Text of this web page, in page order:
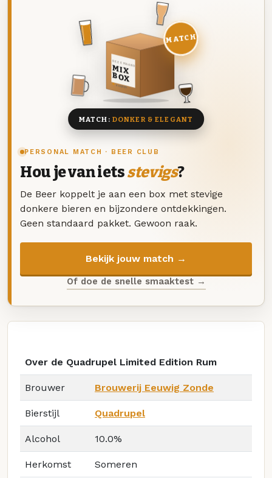
PERSONAL MATCH · BEER CLUB
Hou je van ietsstevigs?
De Beer koppelt je aan een box met stevige
donkere bieren en bijzondere ontdekkingen.
Geen standaard pakket. Gewoon raak.
Bekijk jouw match →
Of doe de snelle smaaktest →
DEZE MAAND
MIX
BOX
8 BIEREN
MATCH
MATCH: DONKER & ELEGANT
Over de Quadrupel Limited Edition Rum
Brouwer Brouwerij Eeuwig Zonde
Bierstijl Quadrupel
Alcohol 10.0%
Herkomst Someren